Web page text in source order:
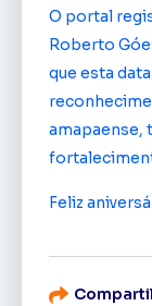
O portal
Roberto
que esta
amapaense,
Feliz